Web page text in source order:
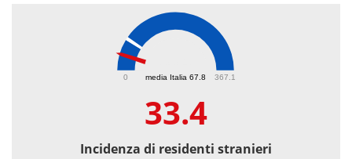
media Italia 67.8
0 367.1
33.4
Incidenza di residenti stranieri